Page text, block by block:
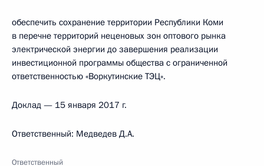
обеспечить сохранение территории Республики Коми
в перечне территорий неценовых зон оптового рынка
электрической энергии до завершения реализации
инвестиционной программы общества с ограниченной
ответственностью «Воркутинские ТЭЦ».
Доклад — 15 января 2017 г.
Ответственный: Медведев Д.А.
Ответственный